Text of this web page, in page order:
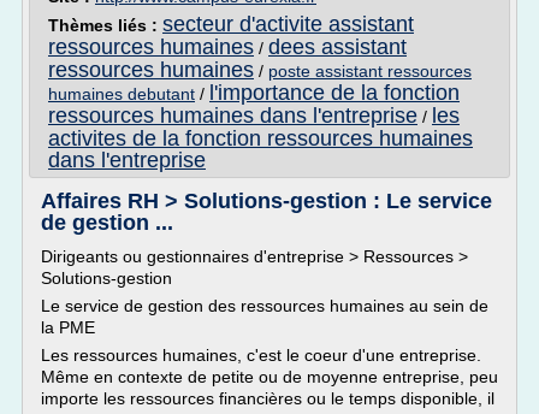
Thèmes liés : secteur d'activite assistant
ressources humaines / dees assistant
ressources humaines / poste assistant ressources
humaines debutant / l'importance de la fonction
ressources humaines dans l'entreprise / les
activites de la fonction ressources humaines
dans l'entreprise
Affaires RH > Solutions-gestion : Le service
de gestion ...
Dirigeants ou gestionnaires d'entreprise > Ressources >
Solutions-gestion
Le service de gestion des ressources humaines au sein de
la PME
Les ressources humaines, c'est le coeur d'une entreprise.
Même en contexte de petite ou de moyenne entreprise, peu
importe les ressources financières ou le temps disponible, il